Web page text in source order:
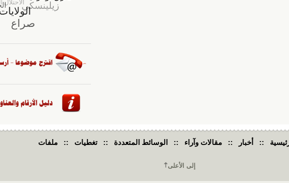
:: أخبار :: مقالات وآراء :: الوسائط المتعددة :: تغطيات :: ملفات
إلى الأعلى